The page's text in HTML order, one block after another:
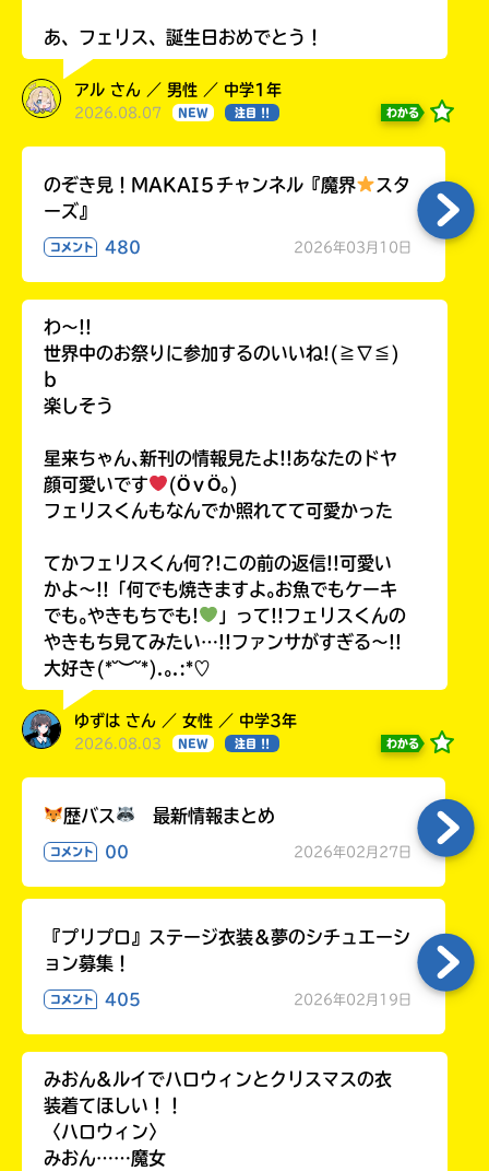
あ、フェリス、誕生日おめでとう！
アル さん ／ 男性 ／ 中学1年
2026.08.07 NEW 注目 !! わかる
のぞき見！MAKAI５チャンネル『魔界
スタ
ーズ』
コメント 480 2026年03月10日
わ〜!!
世界中のお祭りに参加するのいいね!(≧∇≦)
b
楽しそう
星来ちゃん､新刊の情報見たよ!!あなたのドヤ
顔可愛いです
(ӦｖӦ｡)
フェリスくんもなんでか照れてて可愛かった
てかフェリスくん何?!この前の返信!!可愛い
かよ〜!!「何でも焼きますよ｡お魚でもケーキ
でも｡やきもちでも!
」って!!フェリスくんの
やきもち見てみたい…!!ファンサがすぎる〜!!
大好き(*˘︶˘*).｡.:*♡
ゆずは さん ／ 女性 ／ 中学3年
2026.08.03 NEW 注目 !! わかる
歴バス 最新情報まとめ
コメント 00 2026年02月27日
『プリプロ』ステージ衣装＆夢のシチュエーシ
ョン募集！
コメント 405 2026年02月19日
みおん&ルイでハロウィンとクリスマスの衣
装着てほしい！！
〈ハロウィン〉
みおん……魔女